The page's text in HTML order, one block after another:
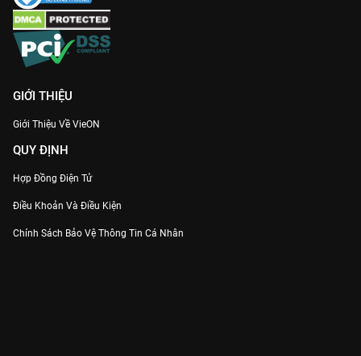
GIỚI THIỆU
Giới Thiệu Về VieON
QUY ĐỊNH
Hợp Đồng Điện Tử
Điều Khoản Và Điều Kiện
Chính Sách Bảo Vệ Thông Tin Cá Nhân